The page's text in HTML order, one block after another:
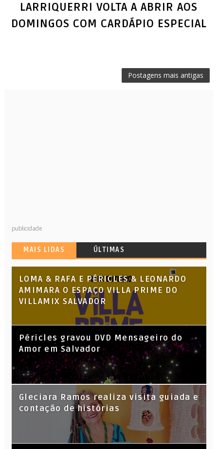
LARRIQUERRI VOLTA A ABRIR AOS
DOMINGOS COM CARDÁPIO ESPECIAL
Postagens mais antigas
publicidade
MAIS LIDAS ÚLTIMAS
LOMA & RAFA E PÉRICLES & LEONARDO
AMIMARA O ESPAÇO VILLA PRIME DO
VILLAMIX SALVADOR
Péricles gravou DVD Mensageiro do
Amor em Salvador
KL Jay (Racionais MC’s), DJ Raíz e DJ
Leandro Vitrola na BIGSHAKE 14
Gleciara Ramos realiza visita guiada e
contação de histórias